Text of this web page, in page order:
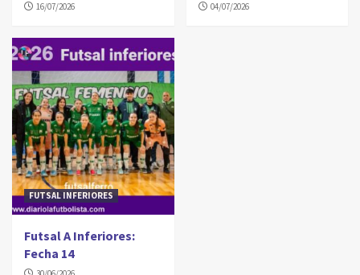
16/07/2026 04/07/2026
FUTSAL INFERIORES
Futsal A Inferiores:
Fecha 14